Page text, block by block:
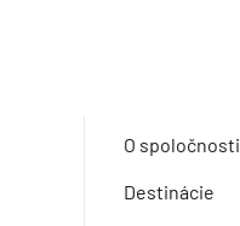
O spoločnosti
Destinácie